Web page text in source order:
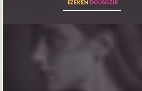
THE MANNEQUIN